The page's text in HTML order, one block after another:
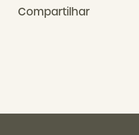
Compartilhar